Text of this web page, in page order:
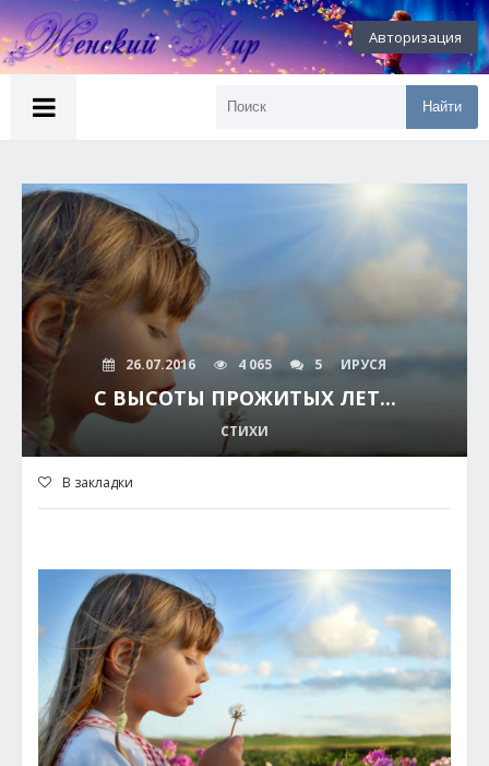
Авторизация
Найти
26.07.2016 4 065 5 ИРУСЯ
С ВЫСОТЫ ПРОЖИТЫХ ЛЕТ...
СТИХИ
В закладки